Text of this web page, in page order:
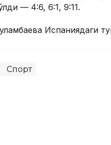
— 4:6, 6:1, 9:11.
Испаниядаги
Спорт